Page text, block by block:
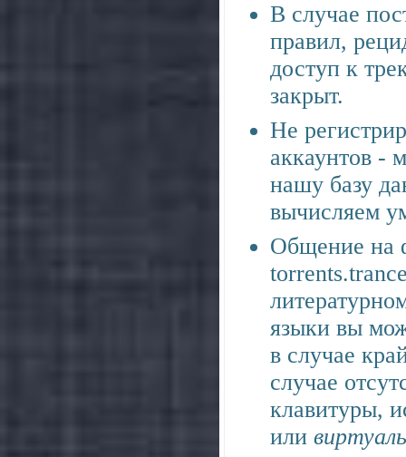
В случае
правил,
доступ к
закрыт.
Не
аккаунтов -
нашу базу
вычисляем
Общение на
языки вы
в случае
случае
клавитуры,
или